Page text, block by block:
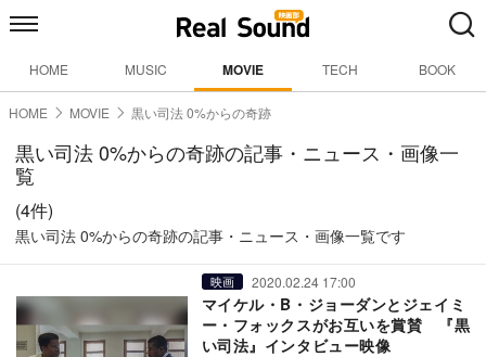
HOME MUSIC MOVIE TECH BOOK
HOME MOVIE 黒い司法 0%からの奇跡
黒い司法 0%からの奇跡の記事・ニュース・画像一
覧
(4件)
黒い司法 0%からの奇跡の記事・ニュース・画像一覧です
映画 2020.02.24 17:00
マイケル・B・ジョーダンとジェイミ
ー・フォックスがお互いを賞賛 『黒
い司法』インタビュー映像